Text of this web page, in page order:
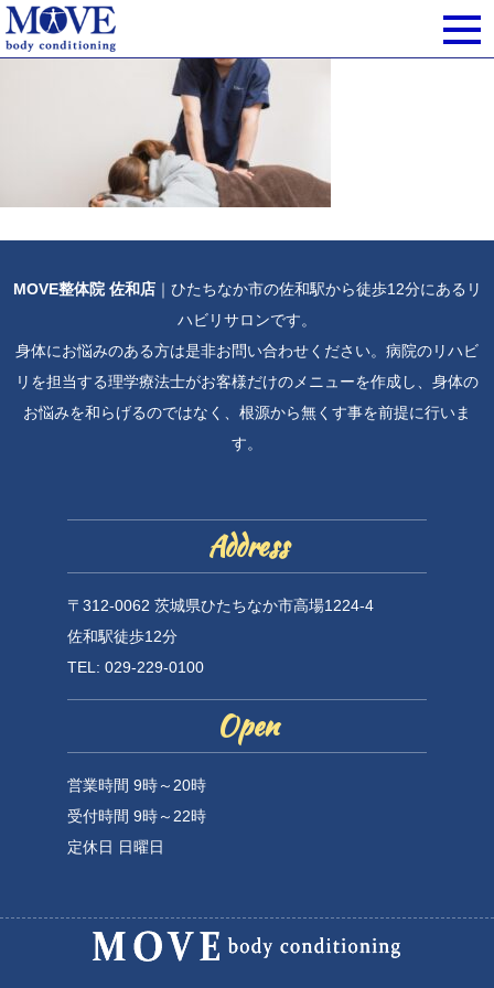
MOVE整体院 佐和店｜ひたちなか市の佐和駅から徒歩12分にあるリ
ハビリサロンです。
身体にお悩みのある方は是非お問い合わせください。病院のリハビ
リを担当する理学療法士がお客様だけのメニューを作成し、身体の
お悩みを和らげるのではなく、根源から無くす事を前提に行いま
す。
Address
〒312-0062 茨城県ひたちなか市高場1224-4
佐和駅徒歩12分
TEL: 029-229-0100
Open
営業時間 9時～20時
受付時間 9時～22時
定休日 日曜日